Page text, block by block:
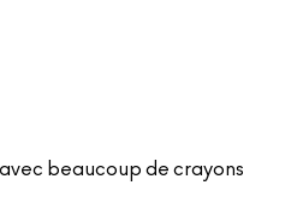
beaucoup de crayons